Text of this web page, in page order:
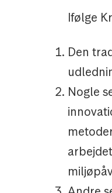
Ifølge
Den
Nogle